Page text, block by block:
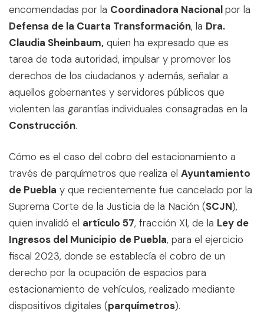
encomendadas por la Coordinadora Nacionalpor la
Defensa de la Cuarta Transformación, la Dra.
Claudia Sheinbaum, quien ha expresado que es
tarea de toda autoridad, impulsar y promover los
derechos de los ciudadanos y además, señalar a
aquellos gobernantes y servidores públicos que
violenten las garantías individuales consagradas en la
Construcción.
Cómo es el caso del cobro del estacionamiento a
través de parquímetros que realiza el Ayuntamiento
de Puebla y que recientemente fue cancelado por la
Suprema Corte de la Justicia de la Nación (SCJN),
quien invalidó el artículo 57, fracción XI, de la Ley de
Ingresos del Municipio de Puebla, para el ejercicio
fiscal 2023, donde se establecía el cobro de un
derecho por la ocupación de espacios para
estacionamiento de vehículos, realizado mediante
dispositivos digitales (parquímetros).